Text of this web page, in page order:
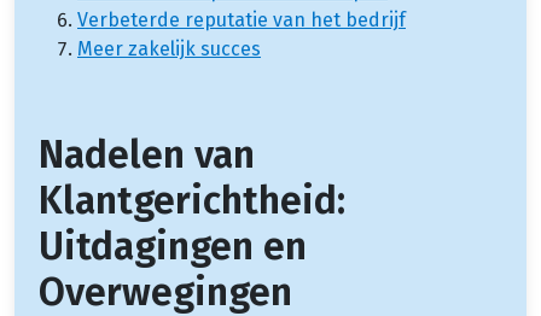
Verbeterde reputatie van het bedrijf
Meer zakelijk succes
Nadelen van
Klantgerichtheid:
Uitdagingen en
Overwegingen